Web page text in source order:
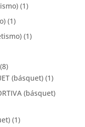
(1)
(1)
(1)
(8)
(básquet) (1)
(básquet)
(1)